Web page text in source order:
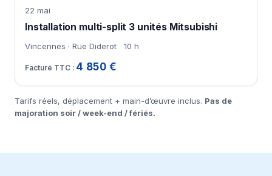
22 mai
Installation multi-split 3 unités Mitsubishi
Vincennes · Rue Diderot 10 h
4 850 €
Tarifs réels, déplacement + main-d’œuvre inclus. Pas de
majoration soir / week-end / fériés.